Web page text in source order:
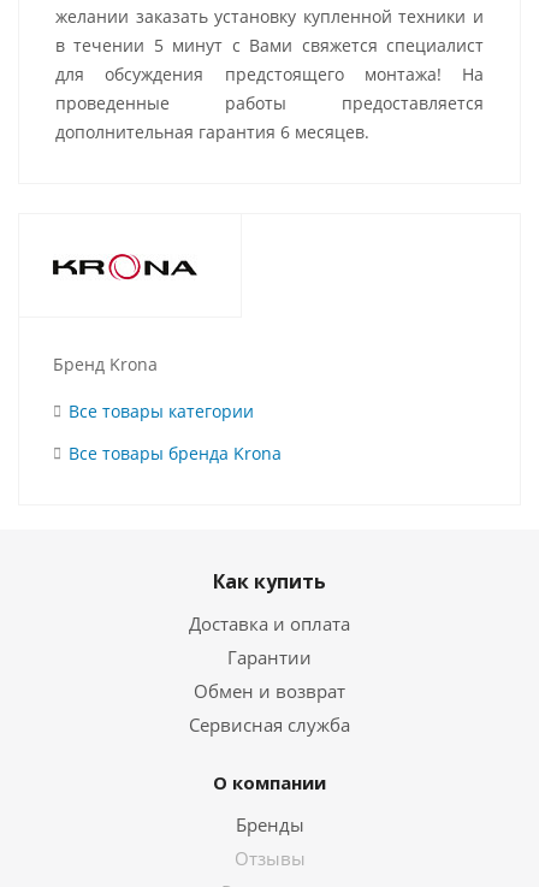
желании заказать установку купленной техники и
в течении 5 минут с Вами свяжется специалист
для обсуждения предстоящего монтажа! На
проведенные работы предоставляется
дополнительная гарантия 6 месяцев.
Бренд Krona
Все товары категории
Все товары бренда Krona
Как купить
Доставка и оплата
Гарантии
Обмен и возврат
Сервисная служба
О компании
Бренды
Отзывы